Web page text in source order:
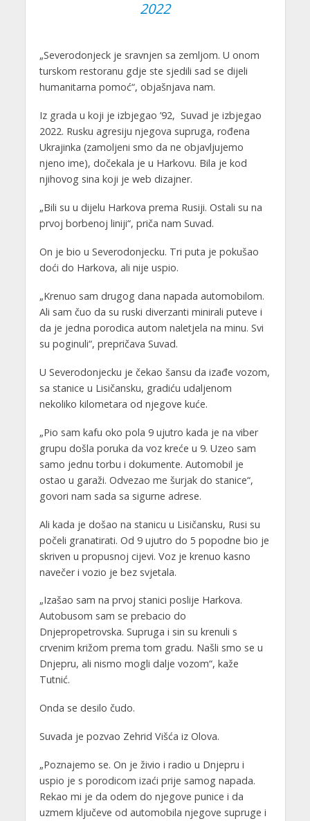
2022
„Severodonjeck je sravnjen sa zemljom. U onom
turskom restoranu gdje ste sjedili sad se dijeli
humanitarna pomoć“, objašnjava nam.
Iz grada u koji je izbjegao ’92, Suvad je izbjegao
2022. Rusku agresiju njegova supruga, rođena
Ukrajinka (zamoljeni smo da ne objavljujemo
njeno ime), dočekala je u Harkovu. Bila je kod
njihovog sina koji je web dizajner.
„Bili su u dijelu Harkova prema Rusiji. Ostali su na
prvoj borbenoj liniji“, priča nam Suvad.
On je bio u Severodonjecku. Tri puta je pokušao
doći do Harkova, ali nije uspio.
„Krenuo sam drugog dana napada automobilom.
Ali sam čuo da su ruski diverzanti minirali puteve i
da je jedna porodica autom naletjela na minu. Svi
su poginuli“, prepričava Suvad.
U Severodonjecku je čekao šansu da izađe vozom,
sa stanice u Lisičansku, gradiću udaljenom
nekoliko kilometara od njegove kuće.
„Pio sam kafu oko pola 9 ujutro kada je na viber
grupu došla poruka da voz kreće u 9. Uzeo sam
samo jednu torbu i dokumente. Automobil je
ostao u garaži. Odvezao me šurjak do stanice“,
govori nam sada sa sigurne adrese.
Ali kada je došao na stanicu u Lisičansku, Rusi su
počeli granatirati. Od 9 ujutro do 5 popodne bio je
skriven u propusnoj cijevi. Voz je krenuo kasno
navečer i vozio je bez svjetala.
„Izašao sam na prvoj stanici poslije Harkova.
Autobusom sam se prebacio do
Dnjepropetrovska. Supruga i sin su krenuli s
crvenim križom prema tom gradu. Našli smo se u
Dnjepru, ali nismo mogli dalje vozom“, kaže
Tutnić.
Onda se desilo čudo.
Suvada je pozvao Zehrid Višća iz Olova.
„Poznajemo se. On je živio i radio u Dnjepru i
uspio je s porodicom izaći prije samog napada.
Rekao mi je da odem do njegove punice i da
uzmem ključeve od automobila njegove supruge i